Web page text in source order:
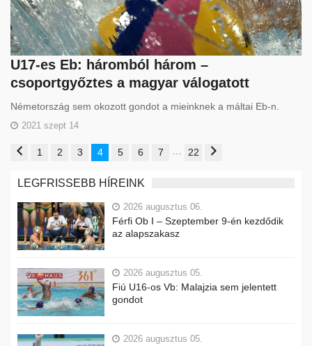
U17-es Eb: háromból három –
csoportgyőztes a magyar válogatott
Németország sem okozott gondot a mieinknek a máltai Eb-n.
2021 szept 14
1 2 3 4 5 6 7 22
LEGFRISSEBB HÍREINK
2026 augusztus 06.
Férfi Ob I – Szeptember 9-én kezdődik
az alapszakasz
2026 augusztus 05.
Fiú U16-os Vb: Malajzia sem jelentett
gondot
2026 augusztus 05.